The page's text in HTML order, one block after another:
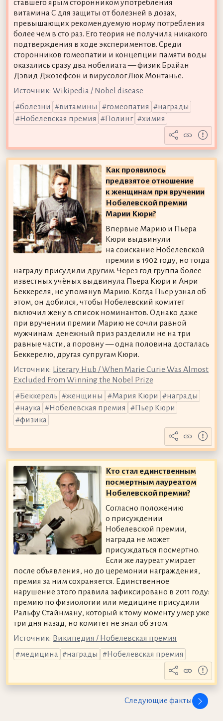
ставшего ярым сторонником употребления
витамина C для защиты от болезней в дозах,
превышающих рекомендуемую норму потребления
более чем в сто раз. Его теория не получила никакого
подтверждения в ходе экспериментов. Среди
сторонников гомеопатии и концепции памяти воды
оказались сразу два нобелиата — физик Брайан
Дэвид Джозефсон и вирусолог Люк Монтанье.
Источник: Wikipedia / Nobel disease
болезни
витамины гомеопатия
награды
Нобелевская премия
Полинг химия
Как проявилось
предвзятое отношение
к женщинам при вручении
Нобелевской премии
Марии Кюри?
Впервые Марию и Пьера
Кюри выдвинули
на соискание Нобелевской
премии в 1902 году, но тогда
награду присудили другим. Через год группа более
известных учёных выдвинула Пьера Кюри и Анри
Беккереля, не упомянув Марию. Когда Пьер узнал об
этом, он добился, чтобы Нобелевский комитет
включил жену в список номинантов. Однако даже
при вручении премии Марию не сочли равной
мужчинам: денежный приз разделили не на три
равные части, а поровну — одна половина досталась
Беккерелю, другая супругам Кюри.
Источник: Literary Hub / When Marie Curie Was Almost
Excluded From Winning the Nobel Prize
Беккерель
женщины Мария Кюри
награды
наука
Нобелевская премия
Пьер Кюри
физика
Кто стал единственным
посмертным лауреатом
Нобелевской премии?
Согласно положению
о присуждении
Нобелевской премии,
награда не может
присуждаться посмертно.
Если же лауреат умирает
после объявления, но до церемонии награждения,
премия за ним сохраняется. Единственное
нарушение этого правила зафиксировано в 2011 году:
премию по физиологии или медицине присудили
Ральфу Стайнману, который к тому моменту умер уже
три дня назад, но комитет не знал об этом.
Источник: Википедия / Нобелевская премия
медицина
награды Нобелевская премия
Следующие факты